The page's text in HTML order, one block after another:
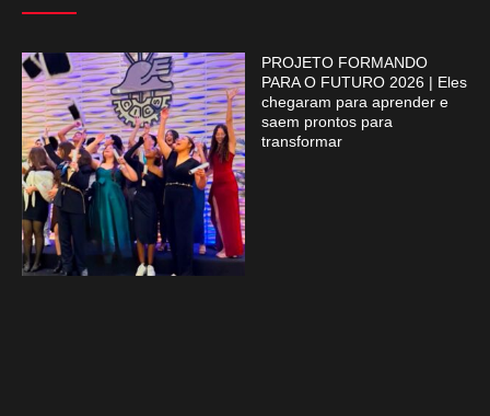
PROJETO FORMANDO
PARA O FUTURO 2026 | Eles
chegaram para aprender e
saem prontos para
transformar